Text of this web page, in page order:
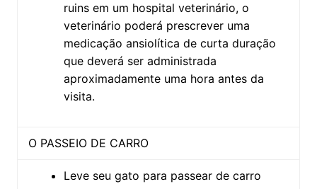
ruins em um hospital veterinário, o
veterinário poderá prescrever uma
medicação ansiolítica de curta duração
que deverá ser administrada
aproximadamente uma hora antes da
visita.
O PASSEIO DE CARRO
Leve seu gato para passear de carro